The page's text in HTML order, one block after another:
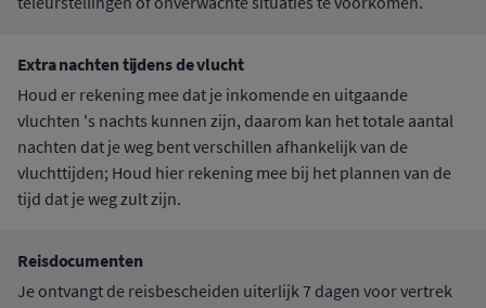
Extra nachten tijdens de vlucht
Houd er rekening mee dat je inkomende en uitgaande
vluchten 's nachts kunnen zijn, daarom kan het totale aantal
nachten dat je weg bent verschillen afhankelijk van de
vluchttijden; Houd hier rekening mee bij het plannen van de
tijd dat je weg zult zijn.
Reisdocumenten
Je ontvangt de reisbescheiden uiterlijk 7 dagen voor vertrek